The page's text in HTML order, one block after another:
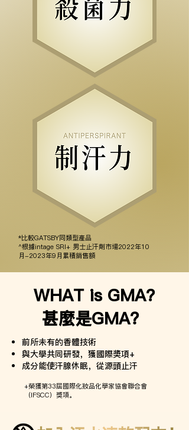
*比較GATSBY同類型產品
^根據intage SRI+ 男士止汗劑市場2022年10
月-2023年9月累積銷售額
WHAT is GMA?
甚麼是GMA？
前所未有的香體技術
與大學共同研發，獲國際奬項+
成分能使汗腺休眠，從源頭止汗
+榮獲第33屆國際化妝品化學家協會聯合會
（IFSCC）獎項。